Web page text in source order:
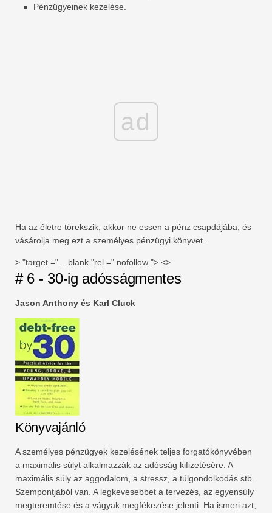
Pénzügyeinek kezelése.
ad
Ha az életre törekszik, akkor ne essen a pénz csapdájába, és
vásárolja meg ezt a személyes pénzügyi könyvet.
> "target =" _ blank "rel =" nofollow "> <>
# 6 - 30-ig adósságmentes
Jason Anthony és Karl Cluck
Könyvajánló
A személyes pénzügyek kezelésének teljes forgatókönyvében
a maximális súlyt alkalmazzák az adósság kifizetésére. A
maximális súly az aggodalom, a stressz, a túlgondolkodás stb.
Szempontjából van. A legkevesebbet a tervezés, az egyensúly
megteremtése és a vágyak megfékezése jelenti. Ha ismeri azt,